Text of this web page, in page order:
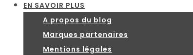
EN SAVOIR PLUS
A propos du blog
Marques partenaires
Mentions légales